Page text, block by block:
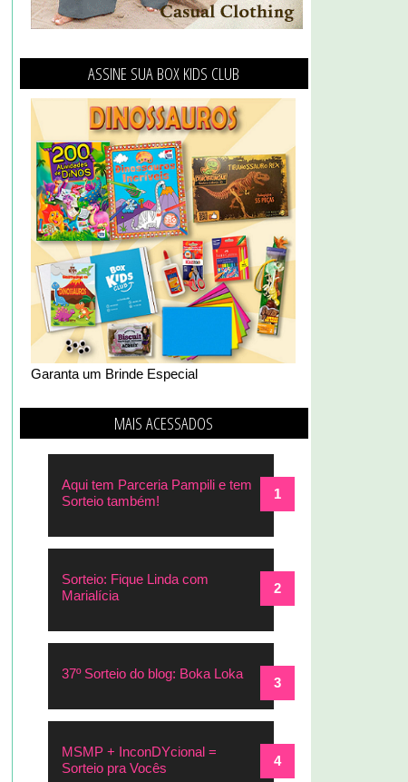
ASSINE SUA BOX KIDS CLUB
Garanta um Brinde Especial
MAIS ACESSADOS
Aqui tem Parceria Pampili e tem
Sorteio também!
Sorteio: Fique Linda com
Marialícia
37º Sorteio do blog: Boka Loka
MSMP + InconDYcional =
Sorteio pra Vocês